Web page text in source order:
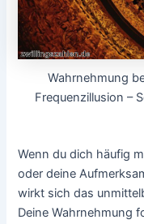
Wahrnehmung
Frequenzillusion –
Wenn du dich häufig
oder deine
wirkt sich das
Deine Wahrnehmung